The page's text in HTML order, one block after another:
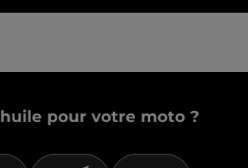
pour votre moto ?